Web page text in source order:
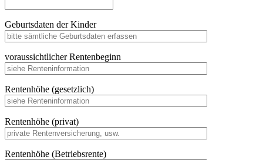
Geburtsdaten der Kinder
voraussichtlicher Rentenbeginn
Rentenhöhe (gesetzlich)
Rentenhöhe (privat)
Rentenhöhe (Betriebsrente)